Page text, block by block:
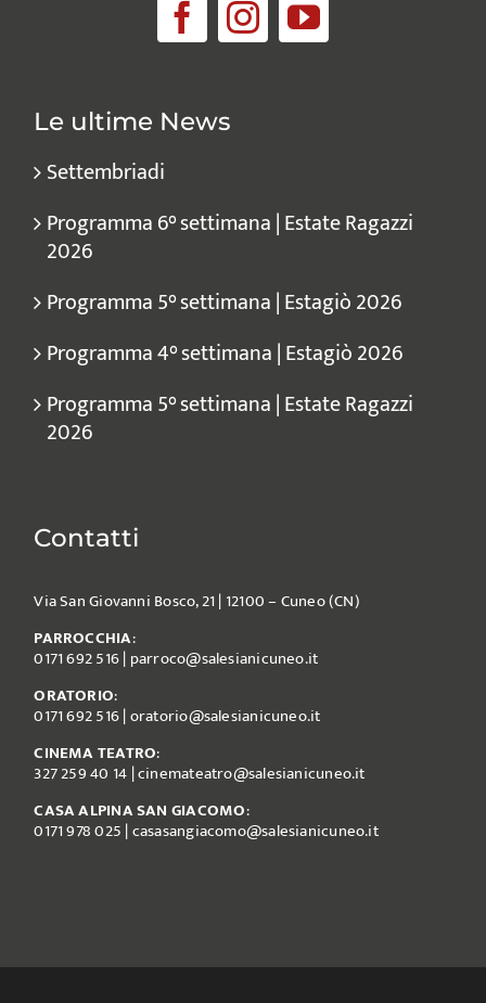
Le ultime News
Settembriadi
Programma 6° settimana | Estate Ragazzi
2026
Programma 5° settimana | Estagiò 2026
Programma 4° settimana | Estagiò 2026
Programma 5° settimana | Estate Ragazzi
2026
Contatti
Via San Giovanni Bosco, 21 | 12100 – Cuneo (CN)
PARROCCHIA:
0171 692 516| parroco@salesianicuneo.it
ORATORIO:
0171 692 516|oratorio@salesianicuneo.it
CINEMA TEATRO:
327 259 40 14 |cinemateatro@salesianicuneo.it
CASA ALPINA SAN GIACOMO:
0171 978 025 |casasangiacomo@salesianicuneo.it